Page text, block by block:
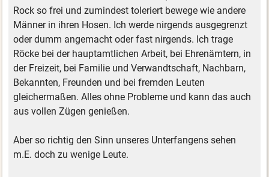
Rock so frei und zumindest toleriert bewege wie andere
Männer in ihren Hosen. Ich werde nirgends ausgegrenzt
oder dumm angemacht oder fast nirgends. Ich trage
Röcke bei der hauptamtlichen Arbeit, bei Ehrenämtern, in
der Freizeit, bei Familie und Verwandtschaft, Nachbarn,
Bekannten, Freunden und bei fremden Leuten
gleichermaßen. Alles ohne Probleme und kann das auch
aus vollen Zügen genießen.
Aber so richtig den Sinn unseres Unterfangens sehen
m.E. doch zu wenige Leute.